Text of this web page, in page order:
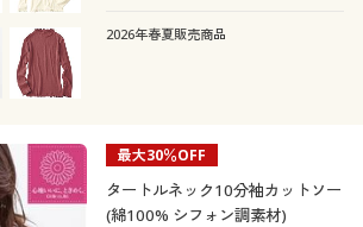
2026年春夏販売商品
最大30％OFF
タートルネック10分袖カットソー
(綿100% シフォン調素材)